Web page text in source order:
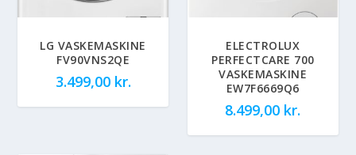
LG VASKEMASKINE
FV90VNS2QE
3.499,00 kr.
ELECTROLUX
PERFECTCARE 700
VASKEMASKINE
EW7F6669Q6
8.499,00 kr.